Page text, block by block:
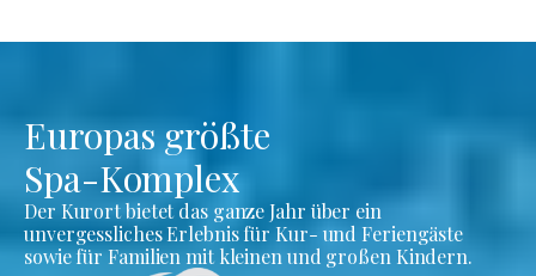
Europas größte
Spa-Komplex
Der Kurort bietet das ganze Jahr über ein
unvergessliches Erlebnis für Kur- und Feriengäste
sowie für Familien mit kleinen und großen Kindern.